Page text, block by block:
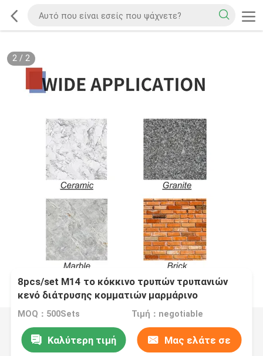
2/ 2
8pcs/set M14 το κόκκινο τρυπών τρυπανιών
κενό διάτρυσης κομματιών μαρμάρινο
συγκόλλησε το porceline μύλων γωνίας
MOQ：500Sets Τιμή：negotiable
Καλύτερη τιμή Μας ελάτε σε